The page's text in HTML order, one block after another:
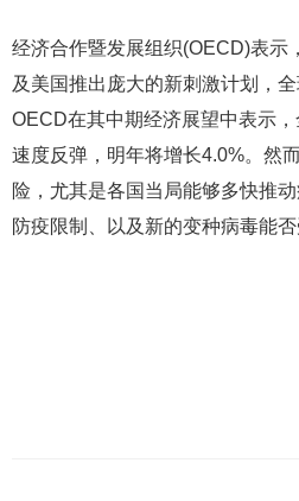
经济合作暨发展组织(OECD)表示
及美国推出庞大的新刺激计划，全
OECD在其中期经济展望中表示
速度反弹，明年将增长4.0%。然
险，尤其是各国当局能够多快推
防疫限制、以及新的变种病毒能否